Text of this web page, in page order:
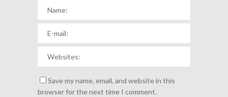
Save my name, email, and website in this
browser for the next time I comment.